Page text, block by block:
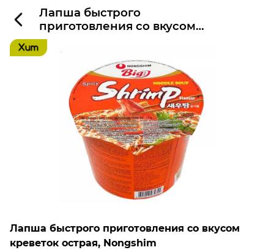
Лапша быстрого
приготовления со вкусом
креветок острая, Nongshim
Лапша быстрого приготовления со вкусом
креветок острая, Nongshim